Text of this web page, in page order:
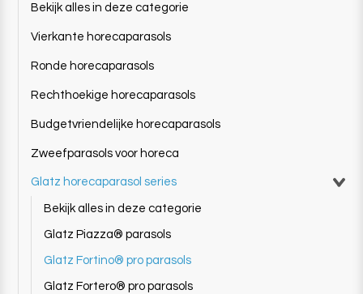
Bekijk alles in deze categorie
Vierkante horecaparasols
Ronde horecaparasols
Rechthoekige horecaparasols
Budgetvriendelijke horecaparasols
Zweefparasols voor horeca
Glatz horecaparasol series
Bekijk alles in deze categorie
Glatz Piazza® parasols
Glatz Fortino® pro parasols
Glatz Fortero® pro parasols